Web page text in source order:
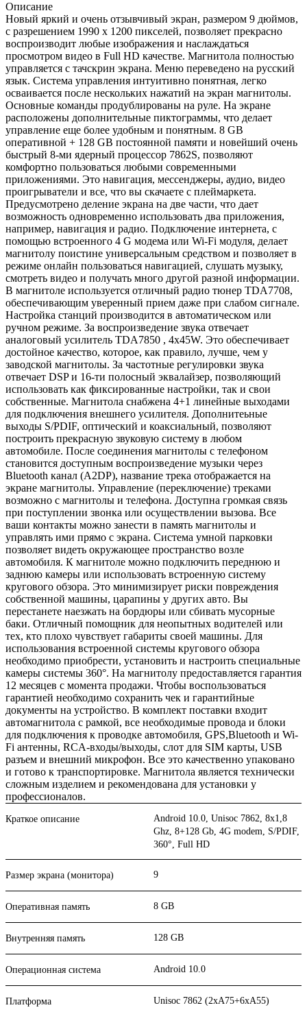
Описание
Новый яркий и очень отзывчивый экран, размером 9 дюймов,
с разрешением 1990 х 1200 пикселей, позволяет прекрасно
воспроизводит любые изображения и наслаждаться
просмотром видео в Full HD качестве. Магнитола полностью
управляется с тачскрин экрана. Меню переведено на русский
язык. Система управления интуитивно понятная, легко
осваивается после нескольких нажатий на экран магнитолы.
Основные команды продублированы на руле. На экране
расположены дополнительные пиктограммы, что делает
управление еще более удобным и понятным. 8 GB
оперативной + 128 GB постоянной памяти и новейший очень
быстрый 8-ми ядерный процессор 7862S, позволяют
комфортно пользоваться любыми современными
приложениями. Это навигация, мессенджеры, аудио, видео
проигрыватели и все, что вы скачаете с плеймаркета.
Предусмотрено деление экрана на две части, что дает
возможность одновременно использовать два приложения,
например, навигация и радио. Подключение интернета, с
помощью встроенного 4 G модема или Wi-Fi модуля, делает
магнитолу поистине универсальным средством и позволяет в
режиме онлайн пользоваться навигацией, слушать музыку,
смотреть видео и получать много другой разной информации.
В магнитоле используется отличный радио тюнер TDA7708,
обеспечивающим уверенный прием даже при слабом сигнале.
Настройка станций производится в автоматическом или
ручном режиме. За воспроизведение звука отвечает
аналоговый усилитель TDA7850 , 4x45W. Это обеспечивает
достойное качество, которое, как правило, лучше, чем у
заводской магнитолы. За частотные регулировки звука
отвечает DSP и 16-ти полосный эквалайзер, позволяющий
использовать как фиксированные настройки, так и свои
собственные. Магнитола снабжена 4+1 линейные выходами
для подключения внешнего усилителя. Дополнитеьные
выходы S/PDIF, оптический и коаксиальный, позволяют
построить прекрасную звуковую систему в любом
автомобиле. После соединения магнитолы с телефоном
становится доступным воспроизведение музыки через
Bluetooth канал (A2DP), название трека отображается на
экране магнитолы. Управление (переключение) треками
возможно с магнитолы и телефона. Доступна громкая связь
при поступлении звонка или осуществлении вызова. Все
ваши контакты можно занести в память магнитолы и
управлять ими прямо с экрана. Система умной парковки
позволяет видеть окружающее пространство возле
автомобиля. К магнитоле можно подключить переднюю и
заднюю камеры или использовать встроенную систему
кругового обзора. Это минимизирует риски повреждения
собственной машины, царапины у других авто. Вы
перестанете наезжать на бордюры или сбивать мусорные
баки. Отличный помощник для неопытных водителей или
тех, кто плохо чувствует габариты своей машины. Для
использования встроенной системы кругового обзора
необходимо приобрести, установить и настроить специальные
камеры системы 360°. На магнитолу предоставляется гарантия
12 месяцев с момента продажи. Чтобы воспользоваться
гарантией необходимо сохранить чек и гарантийные
документы на устройство. В комплект поставки входит
автомагнитола с рамкой, все необходимые провода и блоки
для подключения к проводке автомобиля, GPS,Bluetooth и Wi-
Fi антенны, RCA-входы/выходы, слот для SIM карты, USB
разъем и внешний микрофон. Все это качественно упаковано
и готово к транспортировке. Магнитола является технически
сложным изделием и рекомендована для установки у
профессионалов.
Краткое описание
Android 10.0, Unisoc 7862, 8х1,8
Ghz, 8+128 Gb, 4G modem, S/PDIF,
360°, Full HD
Размер экрана (монитора) 9
Оперативная память 8 GB
Внутренняя память 128 GB
Операционная система Android 10.0
Платформа Unisoc 7862 (2xA75+6xA55)